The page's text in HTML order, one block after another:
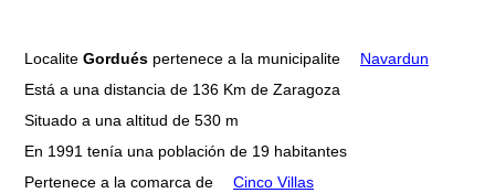
Localite Gordués pertenece a la municipalite
Navardun
Está a una distancia de 136 Km de Zaragoza
Situado a una altitud de 530 m
En 1991 tenía una población de 19 habitantes
Pertenece a la comarca de
Cinco Villas